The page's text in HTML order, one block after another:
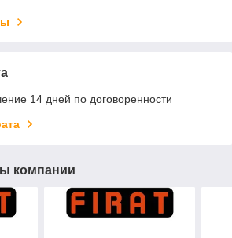
14 дней по договоренности
компании